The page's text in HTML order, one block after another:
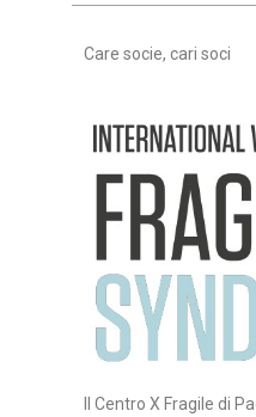
Care socie, cari soci
Il Centro X Fragile di